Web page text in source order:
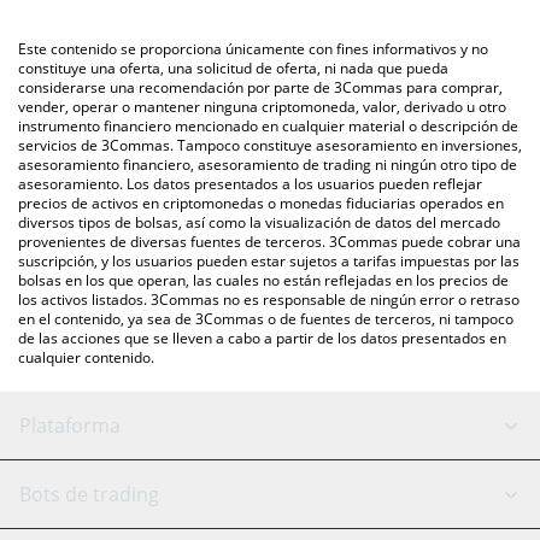
que se encuentra arriba para verificar el último precio de
Survarium en las principales monedas fiduciarias y
criptomonedas.
otras.
Este contenido se proporciona únicamente con fines informativos y no
constituye una oferta, una solicitud de oferta, ni nada que pueda
considerarse una recomendación por parte de 3Commas para comprar,
vender, operar o mantener ninguna criptomoneda, valor, derivado u otro
instrumento financiero mencionado en cualquier material o descripción de
servicios de 3Commas. Tampoco constituye asesoramiento en inversiones,
asesoramiento financiero, asesoramiento de trading ni ningún otro tipo de
asesoramiento. Los datos presentados a los usuarios pueden reflejar
precios de activos en criptomonedas o monedas fiduciarias operados en
diversos tipos de bolsas, así como la visualización de datos del mercado
provenientes de diversas fuentes de terceros. 3Commas puede cobrar una
suscripción, y los usuarios pueden estar sujetos a tarifas impuestas por las
bolsas en los que operan, las cuales no están reflejadas en los precios de
los activos listados. 3Commas no es responsable de ningún error o retraso
en el contenido, ya sea de 3Commas o de fuentes de terceros, ni tampoco
de las acciones que se lleven a cabo a partir de los datos presentados en
cualquier contenido.
Plataforma
Bot GRID
Bots de trading